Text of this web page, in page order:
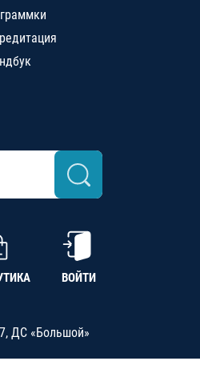
ВОЙТИ
ДС «Большой»